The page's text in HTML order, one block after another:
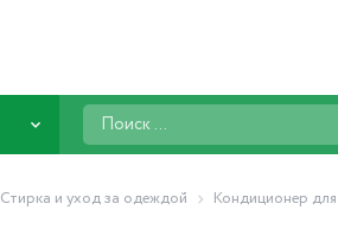
Поиск
...
Стирка и уход за одеждой Кондиционер для